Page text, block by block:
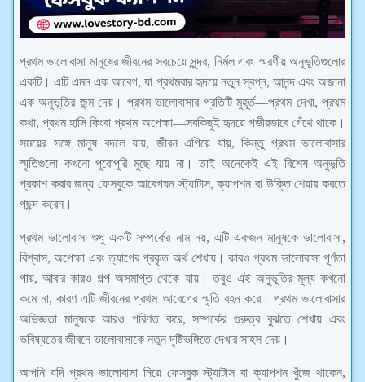
প্রথম ভালোবাসা মানুষের জীবনের সবচেয়ে সুন্দর, নির্মল এবং স্মরণীয় অনুভূতিগুলোর
একটি। এটি এমন এক আবেগ, যা প্রথমবার হৃদয়ে নতুন স্বপ্ন, আনন্দ এবং অজানা
এক অনুভূতির জন্ম দেয়। প্রথম ভালোবাসার প্রতিটি মুহূর্ত—প্রথম দেখা, প্রথম
কথা, প্রথম হাসি কিংবা প্রথম অপেক্ষা—সবকিছুই হৃদয়ে গভীরভাবে গেঁথে থাকে।
সময়ের সঙ্গে মানুষ বদলে যায়, জীবন এগিয়ে যায়, কিন্তু প্রথম ভালোবাসার
স্মৃতিগুলো কখনো পুরোপুরি মুছে যায় না। তাই অনেকেই এই বিশেষ অনুভূতি
প্রকাশ করার জন্য ফেসবুকে আবেগঘন স্ট্যাটাস, ক্যাপশন বা উক্তি শেয়ার করতে
পছন্দ করেন।
প্রথম ভালোবাসা শুধু একটি সম্পর্কের নাম নয়, এটি একজন মানুষকে ভালোবাসা,
বিশ্বাস, অপেক্ষা এবং ত্যাগের প্রকৃত অর্থ শেখায়। কারও প্রথম ভালোবাসা পূর্ণতা
পায়, আবার কারও গল্প অসমাপ্ত থেকে যায়। তবুও এই অনুভূতির মূল্য কখনো
কমে না, কারণ এটি জীবনের প্রথম আবেগের স্মৃতি বহন করে। প্রথম ভালোবাসার
অভিজ্ঞতা মানুষকে আরও পরিণত করে, সম্পর্কের গুরুত্ব বুঝতে শেখায় এবং
ভবিষ্যতের জীবনে ভালোবাসাকে নতুন দৃষ্টিভঙ্গিতে দেখার সাহস দেয়।
আপনি যদি প্রথম ভালোবাসা নিয়ে ফেসবুক স্ট্যাটাস বা ক্যাপশন খুঁজে থাকেন,